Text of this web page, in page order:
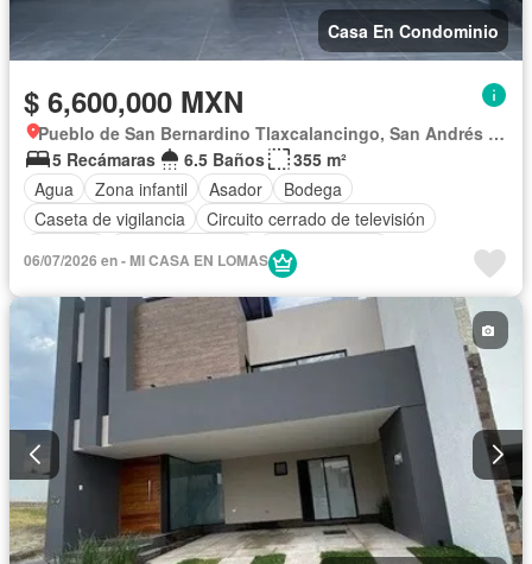
Casa En Condominio
$ 6,600,000 MXN
Pueblo de San Bernardino Tlaxcalancingo, San Andrés Cholula
5 Recámaras
6.5 Baños
355 m²
Agua
Zona infantil Asador
Bodega
Caseta de vigilancia
Circuito cerrado de televisión
Cocina integral
Cuarto de servicio
Estacionamiento
Internet Jardín
Despacho
Recámara con closet
Azotea
Sala polivalente
Seguridad
Televisión por cable
Terraza
Vista panorámica
Sin amueblar
06/07/2026 en - MI CASA EN LOMAS